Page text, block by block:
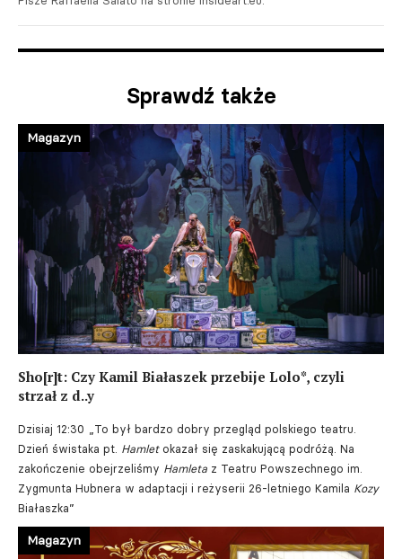
Sprawdź także
Sho[r]t: Czy Kamil Białaszek przebije Lolo*, czyli
strzał z d..y
Dzisiaj 12:30
„To był bardzo dobry przegląd polskiego teatru.
Dzień świstaka pt. Hamletokazał się zaskakującą podróżą. Na
zakończenie obejrzeliśmy Hamleta z Teatru Powszechnego im.
Zygmunta Hubnera w adaptacji i reżyserii 26-letniego Kamila Kozy
Białaszka”
Magazyn
Magazyn